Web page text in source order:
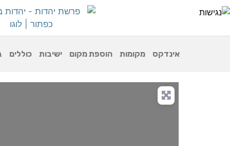
אינדקס מקומות הוספת מקום ישיבות כוללים